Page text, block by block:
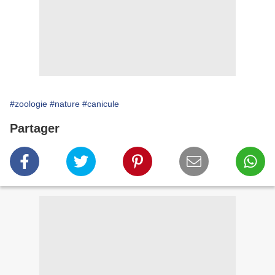
#zoologie #nature #canicule
Partager